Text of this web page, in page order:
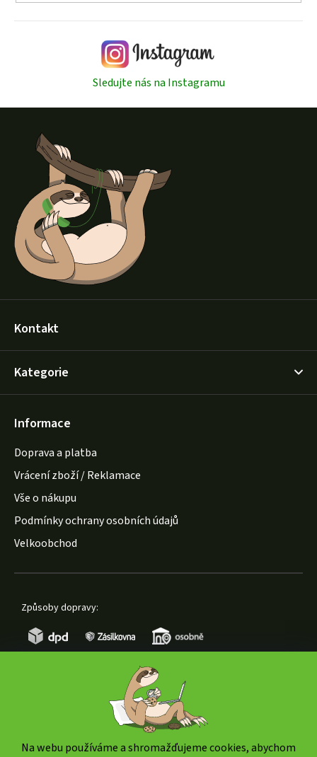
Na webu používáme a shromažďujeme cookies, abychom
Sledujte nás na Instagramu
Kontakt
Kategorie
Informace
Doprava a platba
Vrácení zboží / Reklamace
Vše o nákupu
Podmínky ochrany osobních údajů
Velkoobchod
Způsoby dopravy: